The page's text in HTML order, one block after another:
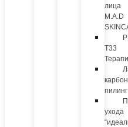
лица
M.A.D
T33
пилинг
ухода